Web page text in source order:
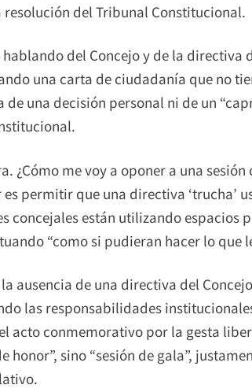
del Tribunal Constitucional.
hablando del Concejo y de la directiva
una carta de ciudadanía que no
de una decisión personal ni de un
¿Cómo me voy a oponer a una
permitir que una directiva ‘trucha’
concejales están utilizando espacios
“como si pudieran hacer lo que
ausencia de una directiva del
las responsabilidades
acto conmemorativo por la gesta
honor”, sino “sesión de gala”,